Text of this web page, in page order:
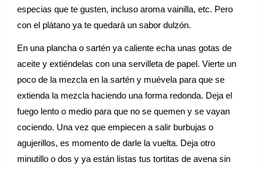
especias que te gusten, incluso aroma vainilla, etc. Pero
con el plátano ya te quedará un sabor dulzón.
En una plancha o sartén ya caliente echa unas gotas de
aceite y extiéndelas con una servilleta de papel. Vierte un
poco de la mezcla en la sartén y muévela para que se
extienda la mezcla haciendo una forma redonda. Deja el
fuego lento o medio para que no se quemen y se vayan
cociendo. Una vez que empiecen a salir burbujas o
agujerillos, es momento de darle la vuelta. Deja otro
minutillo o dos y ya están listas tus tortitas de avena sin